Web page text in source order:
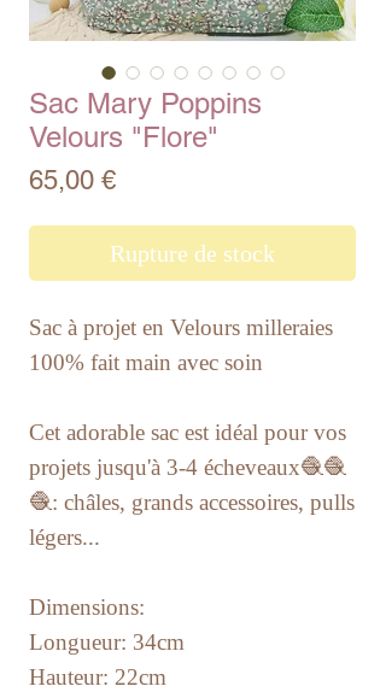
Sac Mary Poppins
Velours "Flore"
65,00 €Prix
Rupture de stock
Sac à projet en Velours milleraies
100% fait main avec soin
Cet adorable sac est idéal pour vos
projets jusqu'à 3-4 écheveaux🧶🧶
🧶: châles, grands accessoires, pulls
légers...
Dimensions:
Longueur: 34cm
Hauteur: 22cm